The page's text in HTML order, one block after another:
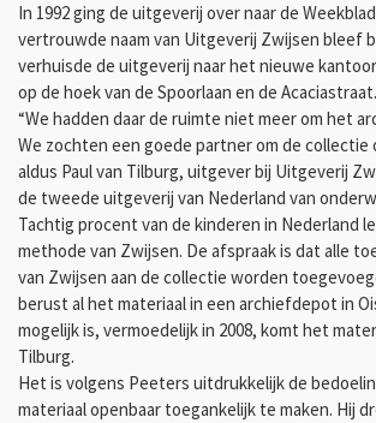
In 1992 ging de uitgeverij over naar de
vertrouwde naam van Uitgeverij Zwijsen bleef
verhuisde de uitgeverij naar het nieuwe
op de hoek van de Spoorlaan en de Acaciastraat.
“We hadden daar de ruimte niet meer om het
We zochten een goede partner om de collectie
aldus Paul van Tilburg, uitgever bij Uitgeverij
de tweede uitgeverij van Nederland van
Tachtig procent van de kinderen in Nederland
methode van Zwijsen. De afspraak is dat alle
van Zwijsen aan de collectie worden
berust al het materiaal in een archiefdepot in
mogelijk is, vermoedelijk in 2008, komt het
Tilburg.
Het is volgens Peeters uitdrukkelijk de
materiaal openbaar toegankelijk te maken. Hij